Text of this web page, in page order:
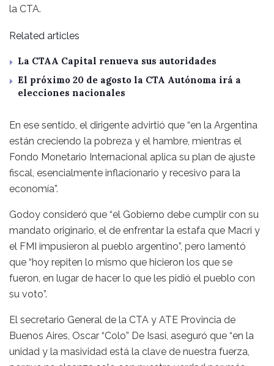
la CTA.
Related articles
La CTAA Capital renueva sus autoridades
El próximo 20 de agosto la CTA Autónoma irá a
elecciones nacionales
En ese sentido, el dirigente advirtió que “en la Argentina
están creciendo la pobreza y el hambre, mientras el
Fondo Monetario Internacional aplica su plan de ajuste
fiscal, esencialmente inflacionario y recesivo para la
economía”.
Godoy consideró que “el Gobierno debe cumplir con su
mandato originario, el de enfrentar la estafa que Macri y
el FMI impusieron al pueblo argentino”, pero lamentó
que “hoy repiten lo mismo que hicieron los que se
fueron, en lugar de hacer lo que les pidió el pueblo con
su voto”.
El secretario General de la CTA y ATE Provincia de
Buenos Aires, Oscar “Colo” De Isasi, aseguró que “en la
unidad y la masividad está la clave de nuestra fuerza,